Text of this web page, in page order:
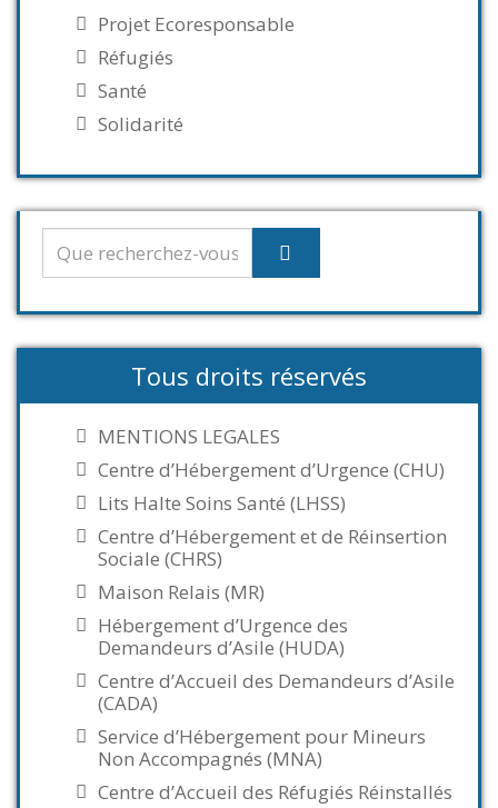
Projet Ecoresponsable
Réfugiés
Santé
Solidarité
Tous droits réservés
MENTIONS LEGALES
Centre d’Hébergement d’Urgence (CHU)
Lits Halte Soins Santé (LHSS)
Centre d’Hébergement et de Réinsertion
Sociale (CHRS)
Maison Relais (MR)
Hébergement d’Urgence des
Demandeurs d’Asile (HUDA)
Centre d’Accueil des Demandeurs d’Asile
(CADA)
Service d’Hébergement pour Mineurs
Non Accompagnés (MNA)
Centre d’Accueil des Réfugiés Réinstallés